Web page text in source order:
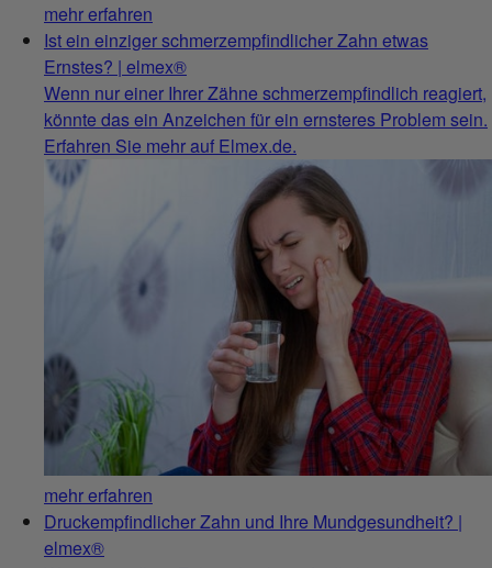
mehr erfahren
Ist ein einziger schmerzempfindlicher Zahn etwas
Ernstes? | elmex®
Wenn nur einer Ihrer Zähne schmerzempfindlich reagiert,
könnte das ein Anzeichen für ein ernsteres Problem sein.
Erfahren Sie mehr auf Elmex.de.
mehr erfahren
Druckempfindlicher Zahn und Ihre Mundgesundheit? |
elmex®